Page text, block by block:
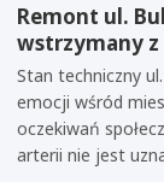
Remont ul.
wstrzymany z
Stan techniczny
emocji wśród
oczekiwań
arterii nie jest